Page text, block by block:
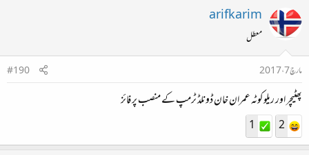
arifkarim
معطل
مارچ 7، 2017
#190
پھٹیچر اور ریلو کوٹہ عمران خان ڈونلڈ ٹرمپ کے منصب پر فائز
2
1